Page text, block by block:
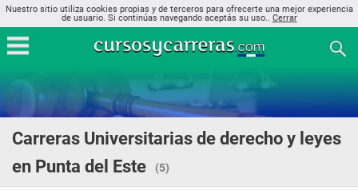
Nuestro sitio utiliza cookies propias y de terceros para ofrecerte una mejor experiencia
de usuario. Si continúas navegando aceptás su uso.. Cerrar
Carreras Universitarias de derecho y leyes
en Punta del Este
(5)